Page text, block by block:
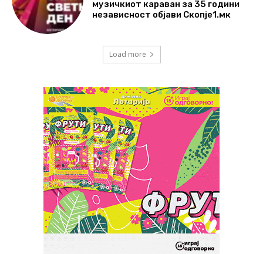
музичкиот караван за 35 години
независност објави Скопје1.мк
Load more